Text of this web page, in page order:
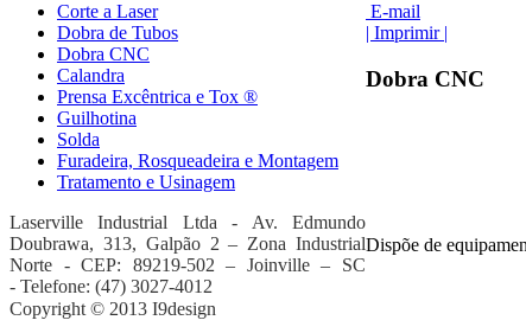
E-mail
| Imprimir |
Dobra CNC
Dispõe de
Corte a Laser
Dobra de Tubos
Dobra CNC
Calandra
Prensa Excêntrica e Tox ®
Guilhotina
Solda
Furadeira, Rosqueadeira e Montagem
Tratamento e Usinagem
Laserville Industrial Ltda - Av. Edmundo
Doubrawa, 313, Galpão 2 – Zona Industrial
Norte -CEP: 89219-502 – Joinville – SC
- Telefone: (47) 3027-4012
Copyright © 2013 I9design